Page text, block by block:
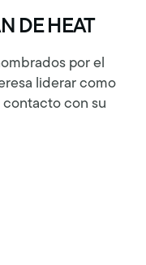
DE HEAT
por el
liderar como
contacto con su